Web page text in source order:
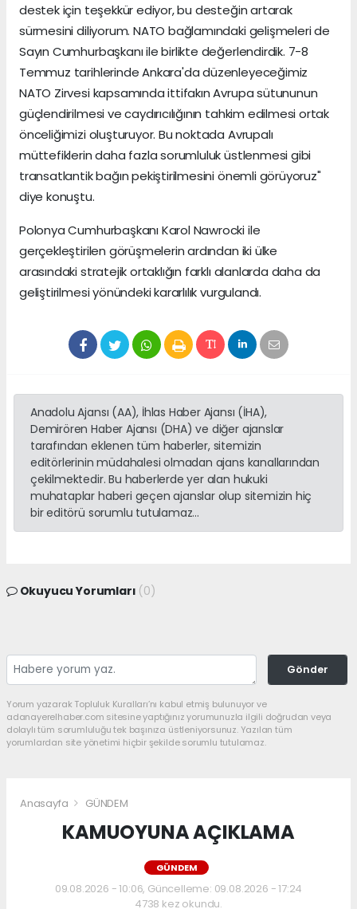
destek için teşekkür ediyor, bu desteğin artarak
sürmesini diliyorum. NATO bağlamındaki gelişmeleri de
Sayın Cumhurbaşkanı ile birlikte değerlendirdik. 7-8
Temmuz tarihlerinde Ankara'da düzenleyeceğimiz
NATO Zirvesi kapsamında ittifakın Avrupa sütununun
güçlendirilmesi ve caydırıcılığının tahkim edilmesi ortak
önceliğimizi oluşturuyor. Bu noktada Avrupalı
müttefiklerin daha fazla sorumluluk üstlenmesi gibi
transatlantik bağın pekiştirilmesini önemli görüyoruz"
diye konuştu.
Polonya Cumhurbaşkanı Karol Nawrocki ile
gerçekleştirilen görüşmelerin ardından iki ülke
arasındaki stratejik ortaklığın farklı alanlarda daha da
geliştirilmesi yönündeki kararlılık vurgulandı.
Anadolu Ajansı (AA), İhlas Haber Ajansı (İHA),
Demirören Haber Ajansı (DHA) ve diğer ajanslar
tarafından eklenen tüm haberler, sitemizin
editörlerinin müdahalesi olmadan ajans kanallarından
çekilmektedir. Bu haberlerde yer alan hukuki
muhataplar haberi geçen ajanslar olup sitemizin hiç
bir editörü sorumlu tutulamaz...
Okuyucu Yorumları (0)
Gönder
Yorum yazarak Topluluk Kuralları’nı kabul etmiş bulunuyor ve
adanayerelhaber.com sitesine yaptığınız yorumunuzla ilgili doğrudan veya
dolaylı tüm sorumluluğu tek başınıza üstleniyorsunuz. Yazılan tüm
yorumlardan site yönetimi hiçbir şekilde sorumlu tutulamaz.
Anasayfa GÜNDEM
KAMUOYUNA AÇIKLAMA
GÜNDEM
09.08.2026 - 10:06, Güncelleme: 09.08.2026 - 17:24
4738 kez okundu.